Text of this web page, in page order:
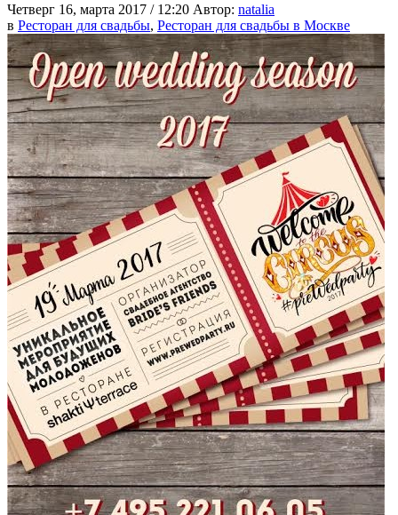
Четверг 16, марта 2017 / 12:20 Автор: natalia
в Ресторан для свадьбы, Ресторан для свадьбы в Москве